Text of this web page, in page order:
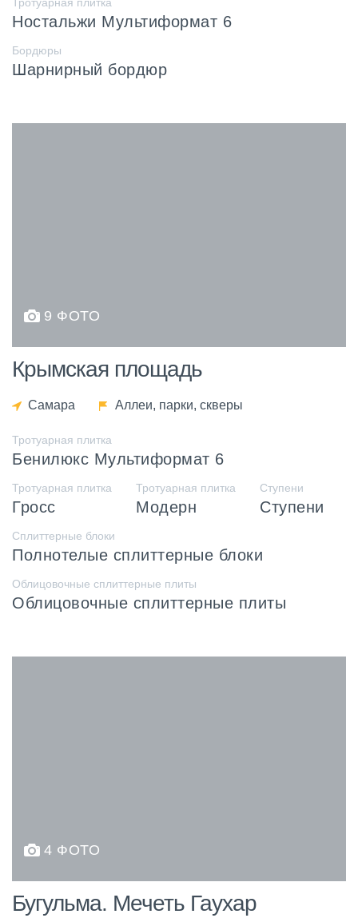
Тротуарная плитка
Ностальжи Мультиформат 6
Бордюры
Шарнирный бордюр
9 ФОТО
Крымская площадь
Самара Аллеи, парки, скверы
Тротуарная плитка
Бенилюкс Мультиформат 6
Тротуарная плитка
Гросс
Тротуарная плитка
Модерн
Ступени
Ступени
Сплиттерные блоки
Полнотелые сплиттерные блоки
Облицовочные сплиттерные плиты
Облицовочные сплиттерные плиты
4 ФОТО
Бугульма. Мечеть Гаухар